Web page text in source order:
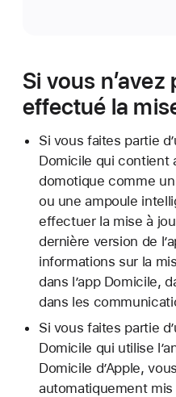
Si vous
effectué la
Si vous faites partie
Domicile qui contient
domotique comme
ou une ampoule
effectuer la mise à
dernière version de
informations sur la
dans l’app Domicile,
dans les
Si vous faites partie
Domicile qui utilise
Domicile d’Apple,
automatiquement